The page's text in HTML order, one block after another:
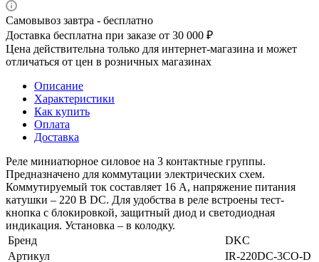
Самовывоз завтра - бесплатно
Доставка бесплатна при заказе от 30 000 ₽
Цена действительна только для интернет-магазина и может
отличаться от цен в розничных магазинах
Описание
Характеристики
Как купить
Оплата
Доставка
Реле миниатюрное силовое на 3 контактные группы.
Предназначено для коммутации электрических схем.
Коммутируемый ток составляет 16 А, напряжение питания
катушки – 220 В DС. Для удобства в реле встроены тест-
кнопка с блокировкой, защитный диод и светодиодная
индикация. Установка – в колодку.
Бренд
DKC
Артикул
IR-220DC-3CO-D